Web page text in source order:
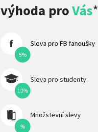
REZERVOVAT
REZERVOVAT
REZERVOVAT
REZERVOVAT
REZERVOVAT
výhoda proVás*
5%
Sleva pro FB fanoušky
10%
Sleva pro studenty
%
Množstevní slevy